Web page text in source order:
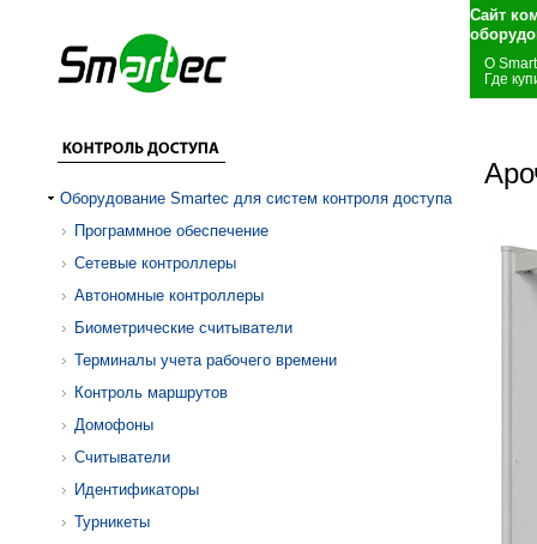
Сайт
О
Где
Оборудование Smartec для систем контроля доступа
Программное обеспечение
Сетевые контроллеры
Автономные контроллеры
Биометрические считыватели
Терминалы учета рабочего времени
Контроль маршрутов
Домофоны
Считыватели
Идентификаторы
Турникеты